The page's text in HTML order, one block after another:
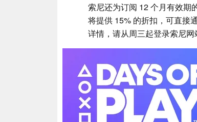
索尼还为订阅 12 个月有效期
将提供 15% 的折扣，可直接
详情，请从周三起登录索尼网